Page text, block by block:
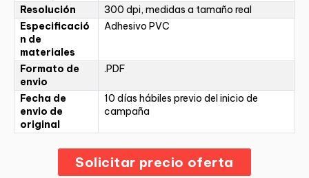
Resolución
300 dpi, medidas a tamaño real
Especificació
n de
materiales
Adhesivo PVC
Formato de
envio
.PDF
Fecha de
envio de
original
10 días hábiles previo del inicio de
campaña
Solicitar precio oferta